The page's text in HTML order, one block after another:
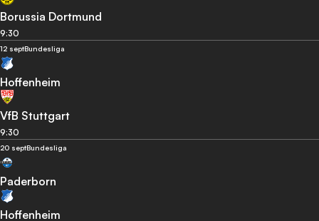
Borussia Dortmund
9:30
12 septBundesliga
Hoffenheim
VfB Stuttgart
9:30
20 septBundesliga
Paderborn
Hoffenheim